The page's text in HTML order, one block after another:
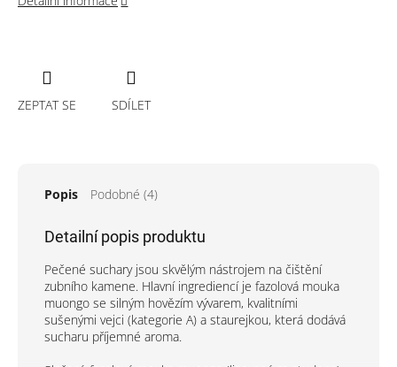
ZEPTAT SE SDÍLET
Popis Podobné (4)
Detailní popis produktu
Pečené suchary jsou skvělým nástrojem na čištění
zubního kamene. Hlavní ingrediencí je fazolová mouka
muongo se silným hovězím vývarem, kvalitními
sušenými vejci (kategorie A) a staurejkou, která dodává
sucharu příjemné aroma.